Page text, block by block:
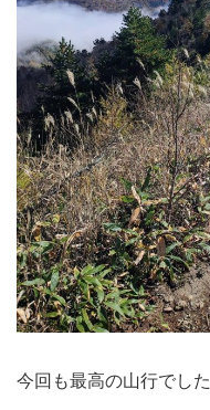
今回も最高の山行でした